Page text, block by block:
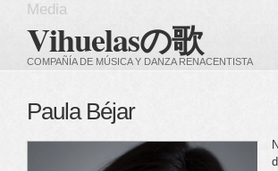
Vihuelasの歌
COMPAÑÍA DE MÚSICA Y DANZA RENACENTISTA
Media
Paula Béjar